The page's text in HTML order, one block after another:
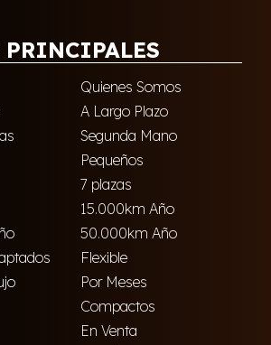
Quienes Somos
A Largo Plazo
Segunda Mano
Pequeños
7 plazas
15.000km Año
50.000km Año
Flexible
Por Meses
Compactos
En Venta